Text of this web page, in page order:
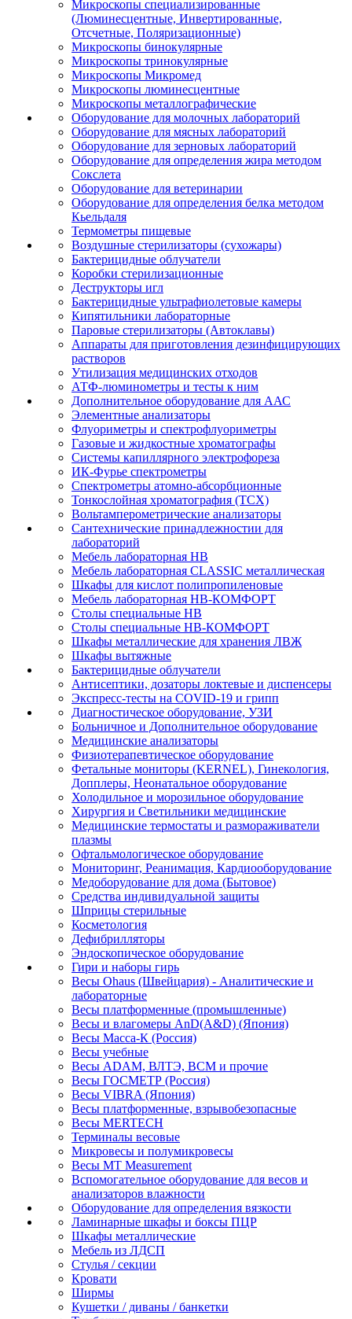
Микроскопы специализированные
(Люминесцентные, Инвертированные,
Отсчетные, Поляризационные)
Микроскопы бинокулярные
Микроскопы тринокулярные
Микроскопы Микромед
Микроскопы люминесцентные
Микроскопы металлографические
Оборудование для молочных лабораторий
Оборудование для мясных лабораторий
Оборудование для зерновых лабораторий
Оборудование для определения жира методом
Сокслета
Оборудование для ветеринарии
Оборудование для определения белка методом
Кьельдаля
Термометры пищевые
Воздушные стерилизаторы (сухожары)
Бактерицидные облучатели
Коробки стерилизационные
Деструкторы игл
Бактерицидные ультрафиолетовые камеры
Кипятильники лабораторные
Паровые стерилизаторы (Автоклавы)
Аппараты для приготовления дезинфицирующих
растворов
Утилизация медицинских отходов
АТФ-люминометры и тесты к ним
Дополнительное оборудование для ААС
Элементные анализаторы
Флуориметры и спектрофлуориметры
Газовые и жидкостные хроматографы
Системы капиллярного электрофореза
ИК-Фурье спектрометры
Спектрометры атомно-абсорбционные
Тонкослойная хроматография (ТСХ)
Вольтамперометрические анализаторы
Сантехнические принадлежностии для
лабораторий
Мебель лабораторная НВ
Мебель лабораторная CLASSIC металлическая
Шкафы для кислот полипропиленовые
Мебель лабораторная НВ-КОМФОРТ
Столы специальные НВ
Столы специальные НВ-КОМФОРТ
Шкафы металлические для хранения ЛВЖ
Шкафы вытяжные
Бактерицидные облучатели
Антисептики, дозаторы локтевые и диспенсеры
Экспресс-тесты на COVID-19 и грипп
Диагностическое оборудование, УЗИ
Больничное и Дополнительное оборудование
Медицинские анализаторы
Физиотерапевтическое оборудование
Фетальные мониторы (KERNEL), Гинекология,
Допплеры, Неонатальное оборудование
Холодильное и морозильное оборудование
Хирургия и Светильники медицинские
Медицинские термостаты и размораживатели
плазмы
Офтальмологическое оборудование
Мониторинг, Реанимация, Кардиооборудование
Медоборудование для дома (Бытовое)
Средства индивидуальной защиты
Шприцы стерильные
Косметология
Дефибрилляторы
Эндоскопическое оборудование
Гири и наборы гирь
Весы Ohaus (Швейцария) - Аналитические и
лабораторные
Весы платформенные (промышленные)
Весы и влагомеры AnD(A&D) (Япония)
Весы Масса-К (Россия)
Весы учебные
Весы ADAM, ВЛТЭ, BCM и прочие
Весы ГОСМЕТР (Россия)
Весы VIBRA (Япония)
Весы платформенные, взрывобезопасные
Весы MERTECH
Терминалы весовые
Микровесы и полумикровесы
Весы MT Measurement
Вспомогательное оборудование для весов и
анализаторов влажности
Оборудование для определения вязкости
Ламинарные шкафы и боксы ПЦР
Шкафы металлические
Мебель из ЛДСП
Стулья / секции
Кровати
Ширмы
Кушетки / диваны / банкетки